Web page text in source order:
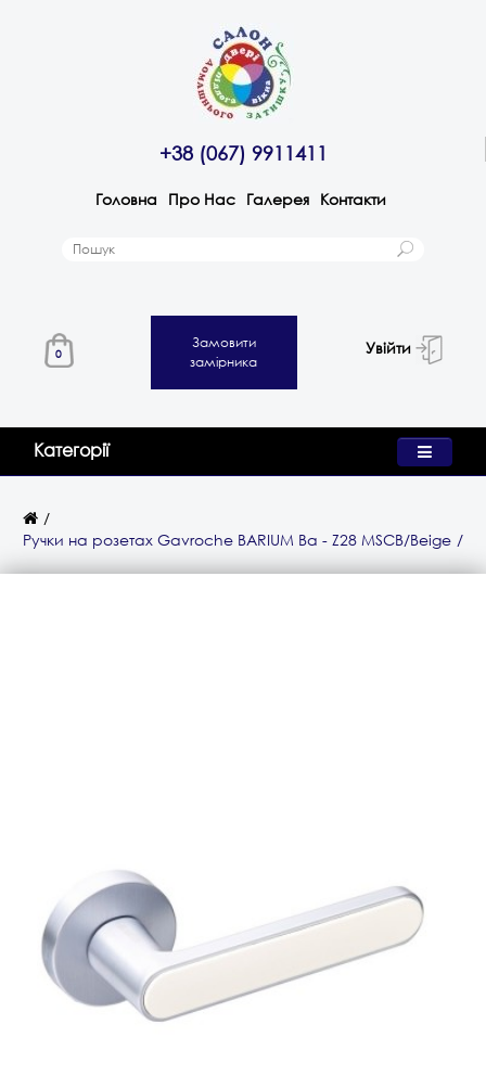
+38 (067) 9911411
Головна Про Нас Галерея Контакти
0
Замовити
замірника
Увійти
Категорії
Ручки на розетах Gavroche BARIUM Ba - Z28 MSCB/Beige